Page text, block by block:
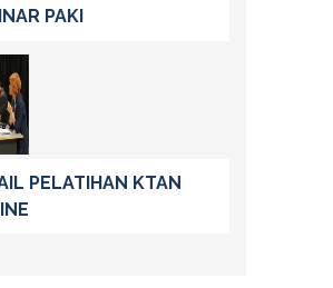
PAKI
PELATIHAN KTAN